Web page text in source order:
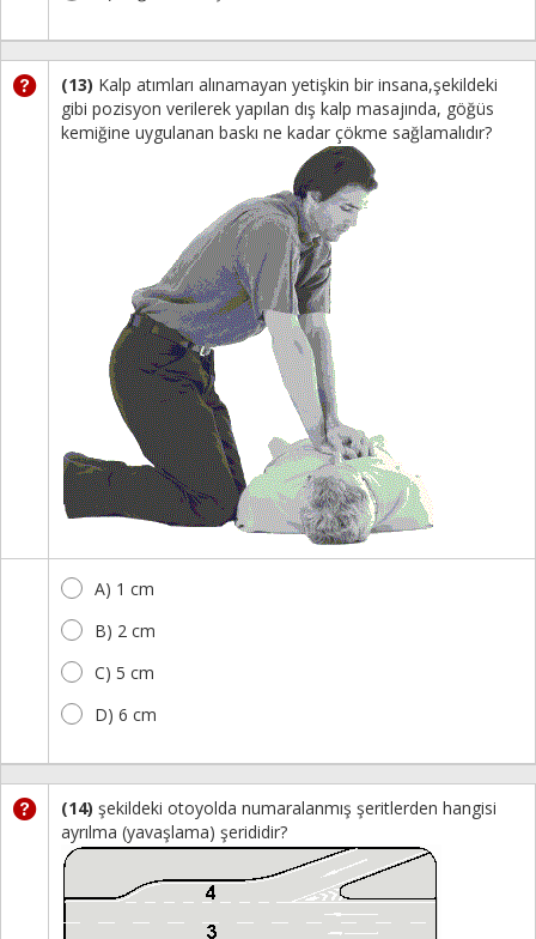
(13) Kalp atımları alınamayan yetişkin bir insana,şekildeki
gibi pozisyon verilerek yapılan dış kalp masajında, göğüs
kemiğine uygulanan baskı ne kadar çökme sağlamalıdır?
A) 1 cm
B) 2 cm
C) 5 cm
D) 6 cm
(14) şekildeki otoyolda numaralanmış şeritlerden hangisi
ayrılma (yavaşlama) şerididir?